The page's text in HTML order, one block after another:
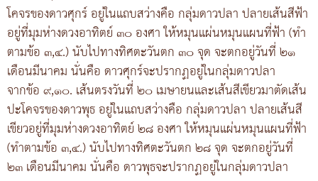
โคจรของดาวศุกร์ อยู่ในแถบสว่างคือ กลุ่มดาวปลา ปลายเส้นสีฟ้า
อยู่ที่มุมห่างดวงอาทิตย์ ๓๐ องศา ให้หมุนแผ่นหมุนแผนที่ฟ้า (ทำ
ตามข้อ ๓,๔.) นับไปทางทิศตะวันตก ๓๐ จุด จะตกอยู่วันที่ ๒๑
เดือนมีนาคม นั่นคือ ดาวศุกร์จะปรากฏอยู่ในกลุ่มดาวปลา
จากข้อ ๙,๑๐. เส้นตรงวันที่ ๒๐ เมษายนและเส้นสีเขียวมาตัดเส้น
ปะโคจรของดาวพุธ อยู่ในแถบสว่างคือ กลุ่มดาวปลา ปลายเส้นสี
เขียวอยู่ที่มุมห่างดวงอาทิตย์ ๒๘ องศา ให้หมุนแผ่นหมุนแผนที่ฟ้า
(ทำตามข้อ ๓,๔.) นับไปทางทิศตะวันตก ๒๘ จุด จะตกอยู่วันที่
๒๓ เดือนมีนาคม นั่นคือ ดาวพุธจะปรากฏอยู่ในกลุ่มดาวปลา